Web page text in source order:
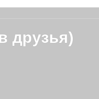
друзья)